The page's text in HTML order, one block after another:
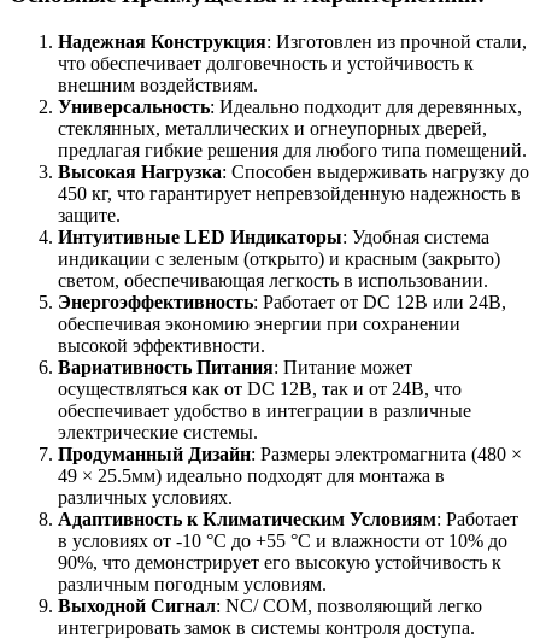
Надежная Конструкция: Изготовлен из прочной стали,
что обеспечивает долговечность и устойчивость к
внешним воздействиям.
Универсальность: Идеально подходит для деревянных,
стеклянных, металлических и огнеупорных дверей,
предлагая гибкие решения для любого типа помещений.
Высокая Нагрузка: Способен выдерживать нагрузку до
450 кг, что гарантирует непревзойденную надежность в
защите.
Интуитивные LED Индикаторы: Удобная система
индикации с зеленым (открыто) и красным (закрыто)
светом, обеспечивающая легкость в использовании.
Энергоэффективность: Работает от DC 12В или 24В,
обеспечивая экономию энергии при сохранении
высокой эффективности.
Вариативность Питания: Питание может
осуществляться как от DC 12В, так и от 24В, что
обеспечивает удобство в интеграции в различные
электрические системы.
Продуманный Дизайн: Размеры электромагнита (480 ×
49 × 25.5мм) идеально подходят для монтажа в
различных условиях.
Адаптивность к Климатическим Условиям: Работает
в условиях от -10 °C до +55 °C и влажности от 10% до
90%, что демонстрирует его высокую устойчивость к
различным погодным условиям.
Выходной Сигнал: NC/ COM, позволяющий легко
интегрировать замок в системы контроля доступа.